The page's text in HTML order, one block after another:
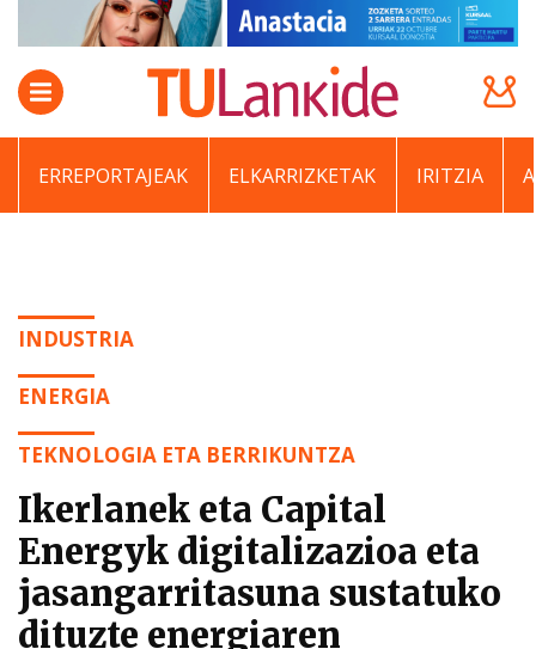
ERREPORTAJEAK ELKARRIZKETAK IRITZIA
INDUSTRIA
ENERGIA
TEKNOLOGIA ETA BERRIKUNTZA
Ikerlanek eta Capital
Energyk digitalizazioa eta
jasangarritasuna sustatuko
dituzte energiaren